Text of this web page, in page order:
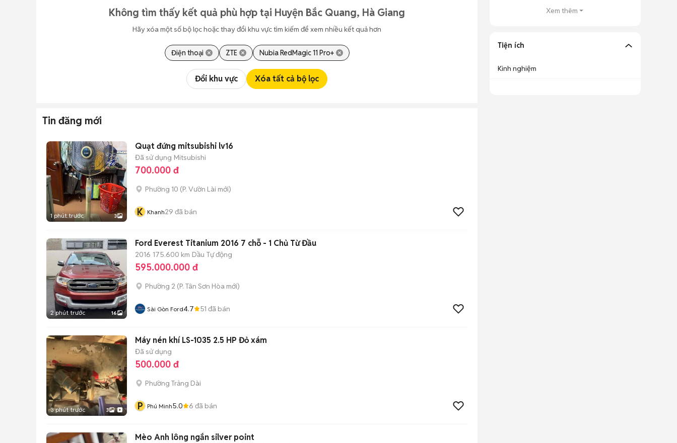
Không tìm thấy kết quả phù hợp tại Huyện Bắc Quang, Hà Giang
Hãy xóa một số bộ lọc hoặc thay đổi khu vực tìm kiếm để xem nhiều kết quả hơn
Điện thoại ZTE Nubia RedMagic 11 Pro+
Đổi khu vực Xóa tất cả bộ lọc
Tin đăng mới
1 phút trước 3
Quạt đứng mitsubishi lv16
Đã sử dụng Mitsubishi
700.000 đ
Phường 10 (P. Vườn Lài mới)
K Khanh29 đã bán
2 phút trước 16
Ford Everest Titanium 2016 7 chỗ - 1 Chủ Từ Đầu
2016 175.600 km Dầu Tự động
595.000.000 đ
Phường 2 (P. Tân Sơn Hòa mới)
Sài Gòn Ford4.7 51 đã bán
3 phút trước 3
Máy nén khí LS-1035 2.5 HP Đỏ xám
Đã sử dụng
500.000 đ
Phường Trảng Dài
P Phú Minh5.0 6 đã bán
Mèo Anh lông ngắn silver point
Xem thêm
Tiện ích
Kinh nghiệm